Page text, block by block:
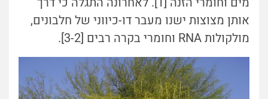
אותן מצוצות ישנו מעבר דו-כיווני של חלבונים,
מולקולות RNA וחומרי בקרה רבים [3-2].